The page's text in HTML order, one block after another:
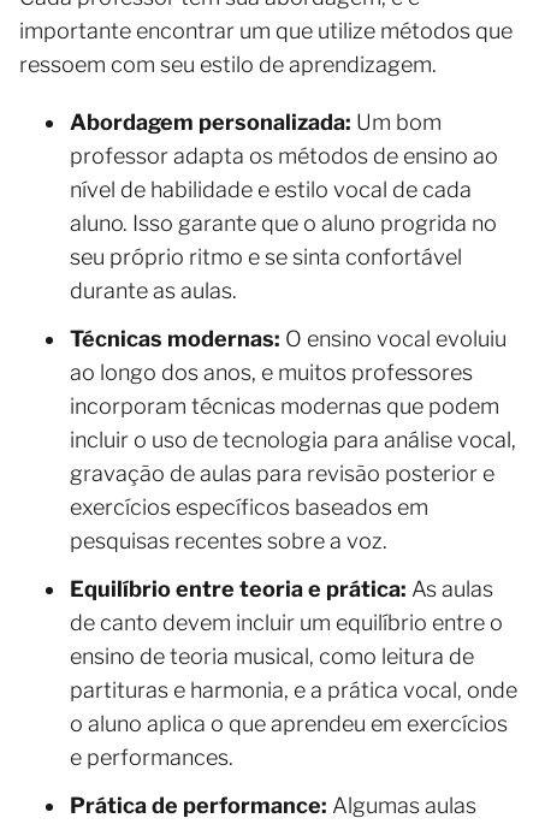
importante encontrar um que utilize métodos que
ressoem com seu estilo de aprendizagem.
Abordagem personalizada: Um bom
professor adapta os métodos de ensino ao
nível de habilidade e estilo vocal de cada
aluno. Isso garante que o aluno progrida no
seu próprio ritmo e se sinta confortável
durante as aulas.
Técnicas modernas: O ensino vocal evoluiu
ao longo dos anos, e muitos professores
incorporam técnicas modernas que podem
incluir o uso de tecnologia para análise vocal,
gravação de aulas para revisão posterior e
exercícios específicos baseados em
pesquisas recentes sobre a voz.
Equilíbrio entre teoria e prática: As aulas
de canto devem incluir um equilíbrio entre o
ensino de teoria musical, como leitura de
partituras e harmonia, e a prática vocal, onde
o aluno aplica o que aprendeu em exercícios
e performances.
Prática de performance: Algumas aulas